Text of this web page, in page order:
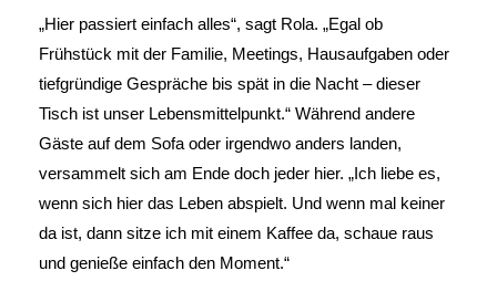
„Hier passiert einfach alles“, sagt Rola. „Egal ob
Frühstück mit der Familie, Meetings, Hausaufgaben oder
tiefgründige Gespräche bis spät in die Nacht – dieser
Tisch ist unser Lebensmittelpunkt.“ Während andere
Gäste auf dem Sofa oder irgendwo anders landen,
versammelt sich am Ende doch jeder hier. „Ich liebe es,
wenn sich hier das Leben abspielt. Und wenn mal keiner
da ist, dann sitze ich mit einem Kaffee da, schaue raus
und genieße einfach den Moment.“